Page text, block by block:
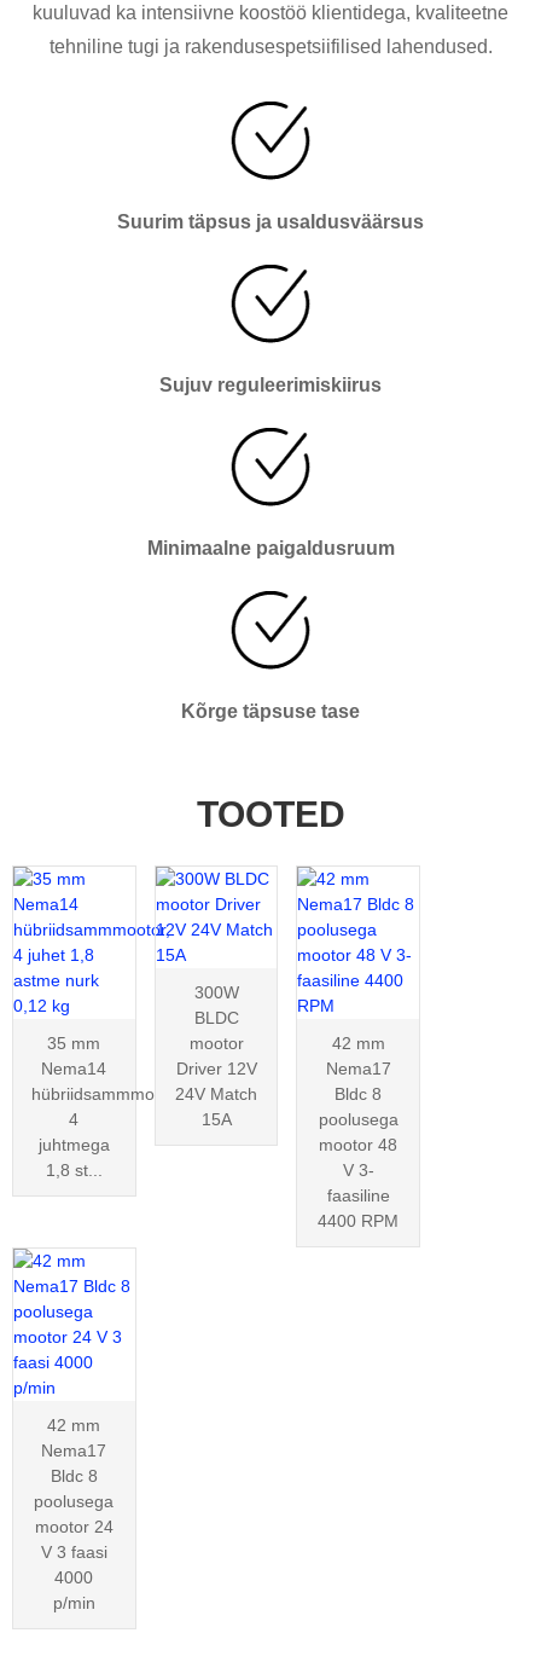
kuuluvad ka intensiivne koostöö klientidega, kvaliteetne
tehniline tugi ja rakendusespetsiifilised lahendused.
Suurim täpsus ja usaldusväärsus
Sujuv reguleerimiskiirus
Minimaalne paigaldusruum
Kõrge täpsuse tase
TOOTED
35 mm
Nema14
hübriidsammmootor
4
juhtmega
1,8 st...
300W
BLDC
mootor
Driver 12V
24V Match
15A
42 mm
Nema17
Bldc 8
poolusega
mootor 48
V 3-
faasiline
4400 RPM
42 mm
Nema17
Bldc 8
poolusega
mootor 24
V 3 faasi
4000
p/min